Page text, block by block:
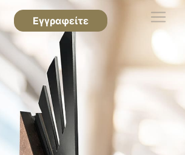
Εγγραφείτε